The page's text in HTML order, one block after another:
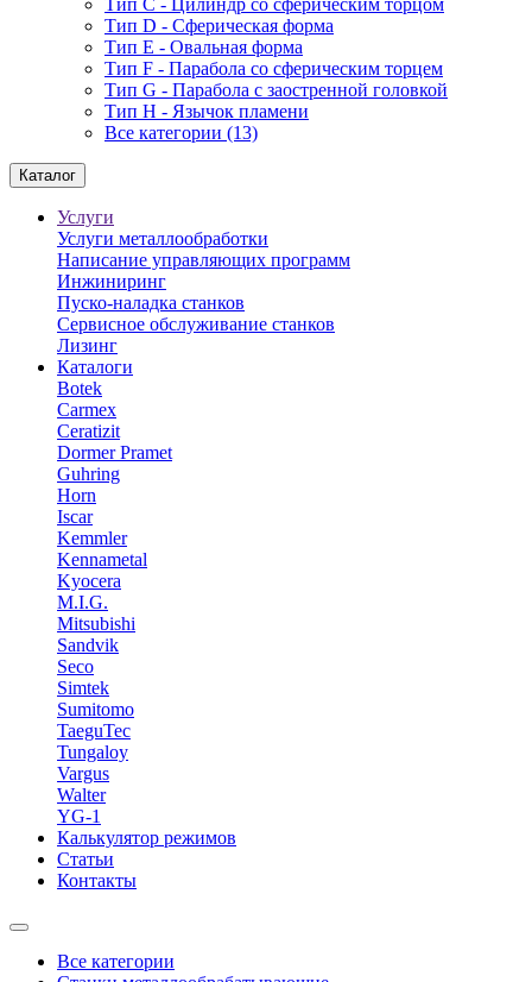
Тип С - Цилиндр со сферическим торцом
Тип D - Сферическая форма
Тип Е - Овальная форма
Тип F - Парабола со сферическим торцем
Тип G - Парабола с заостренной головкой
Тип H - Язычок пламени
Все категории (13)
Каталог
Услуги
Услуги металлообработки
Написание управляющих программ
Инжиниринг
Пуско-наладка станков
Сервисное обслуживание станков
Лизинг
Каталоги
Botek
Carmex
Ceratizit
Dormer Pramet
Guhring
Horn
Iscar
Kemmler
Kennametal
Kyocera
M.I.G.
Mitsubishi
Sandvik
Seco
Simtek
Sumitomo
TaeguTec
Tungaloy
Vargus
Walter
YG-1
Калькулятор режимов
Статьи
Контакты
Все категории